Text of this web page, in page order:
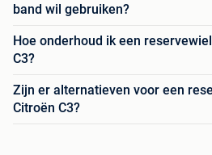
band wil gebruiken?
Hoe onderhoud ik een
C3?
Zijn er alternatieven voor een
Citroën C3?